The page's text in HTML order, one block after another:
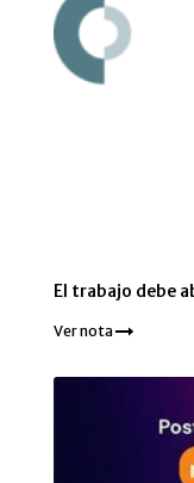
El trabajo debe
Ver nota